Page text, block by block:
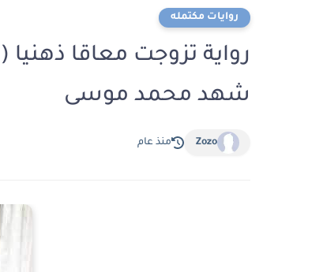
روايات مكتمله
رواية تزوجت معاقا
شهد محمد موسى
Zozo منذ عام